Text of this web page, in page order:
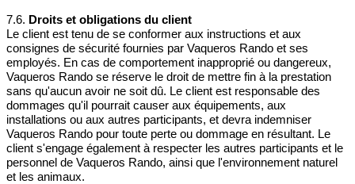
7.6. Droits et obligations du client
Le client est tenu de se conformer aux instructions et aux
consignes de sécurité fournies par Vaqueros Rando et ses
employés. En cas de comportement inapproprié ou dangereux,
Vaqueros Rando se réserve le droit de mettre fin à la prestation
sans qu'aucun avoir ne soit dû. Le client est responsable des
dommages qu'il pourrait causer aux équipements, aux
installations ou aux autres participants, et devra indemniser
Vaqueros Rando pour toute perte ou dommage en résultant. Le
client s'engage également à respecter les autres participants et le
personnel de Vaqueros Rando, ainsi que l'environnement naturel
et les animaux.